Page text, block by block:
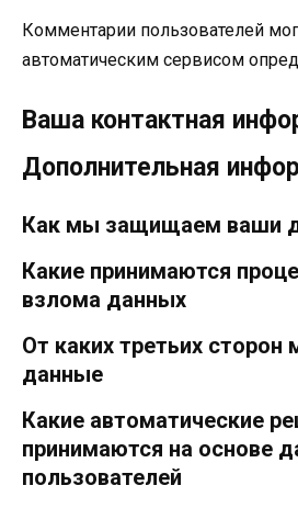
Комментарии пользователей
автоматическим сервисом
Ваша контактная
Дополнительная
Как мы защищаем ваши
Какие принимаются
взлома данных
От каких третьих
данные
Какие автоматические
принимаются на основе
пользователей